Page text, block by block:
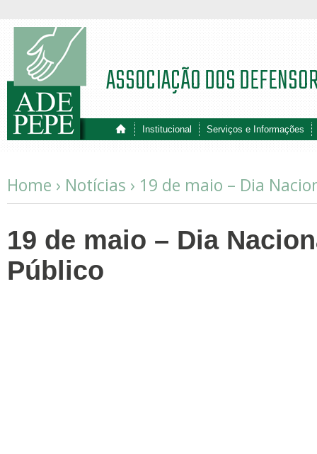
Institucional Serviços e Informações
ASSOCIAÇÃO DOS
Home › Notícias › 19 de maio – Dia
19 de maio – Dia
Público